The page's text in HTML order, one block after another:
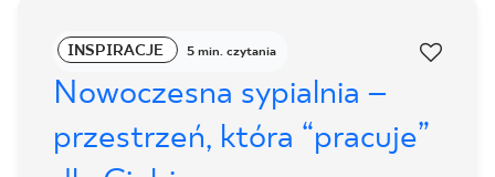
INSPIRACJE 5 min. czytania
Nowoczesna sypialnia –
przestrzeń, która “pracuje”